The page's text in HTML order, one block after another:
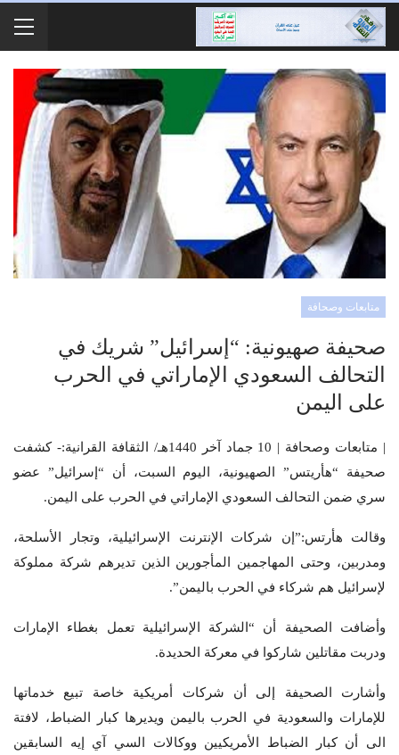
متابعات وصحافة
صحيفة صهيونية: “إسرائيل” شريك في
التحالف السعودي الإماراتي في الحرب
على اليمن
| متابعات وصحافة | 10 جماد آخر 1440هـ/ الثقافة القرانية:- كشفت
صحيفة “هأريتس” الصهيونية، اليوم السبت، أن “إسرائيل” عضو
سري ضمن التحالف السعودي الإماراتي في الحرب على اليمن.
وقالت هأرتس:”إن شركات الإنترنت الإسرائيلية، وتجار الأسلحة،
ومدربين، وحتى المهاجمين المأجورين الذين تديرهم شركة مملوكة
لإسرائيل هم شركاء في الحرب باليمن”.
وأضافت الصحيفة أن “الشركة الإسرائيلية تعمل بغطاء الإمارات
ودربت مقاتلين شاركوا في معركة الحديدة.
وأشارت الصحيفة إلى أن شركات أمريكية خاصة تبيع خدماتها
للإمارات والسعودية في الحرب باليمن ويديرها كبار الضباط، لافتة
الى أن كبار الضباط الأمريكيين ووكالات السي آي إيه السابقين